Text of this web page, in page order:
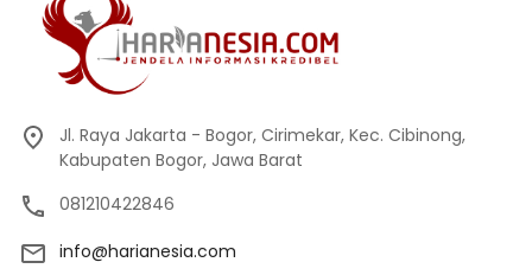
Jl. Raya Jakarta - Bogor, Cirimekar, Kec. Cibinong,
Kabupaten Bogor, Jawa Barat
081210422846
info@harianesia.com